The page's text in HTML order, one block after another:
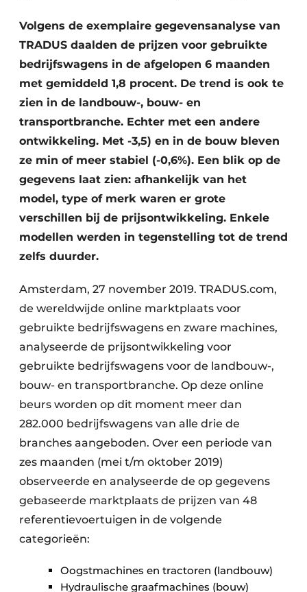
Volgens de exemplaire gegevensanalyse van
TRADUS daalden de prijzen voor gebruikte
bedrijfswagens in de afgelopen 6 maanden
met gemiddeld 1,8 procent. De trend is ook te
zien in de landbouw-, bouw- en
transportbranche. Echter met een andere
ontwikkeling. Met -3,5) en in de bouw bleven
ze min of meer stabiel (-0,6%). Een blik op de
gegevens laat zien: afhankelijk van het
model, type of merk waren er grote
verschillen bij de prijsontwikkeling. Enkele
modellen werden in tegenstelling tot de trend
zelfs duurder.
Amsterdam, 27 november 2019. TRADUS.com,
de wereldwijde online marktplaats voor
gebruikte bedrijfswagens en zware machines,
analyseerde de prijsontwikkeling voor
gebruikte bedrijfswagens voor de landbouw-,
bouw- en transportbranche. Op deze online
beurs worden op dit moment meer dan
282.000 bedrijfswagens van alle drie de
branches aangeboden. Over een periode van
zes maanden (mei t/m oktober 2019)
observeerde en analyseerde de op gegevens
gebaseerde marktplaats de prijzen van 48
referentievoertuigen in de volgende
categorieën:
Oogstmachines en tractoren (landbouw)
Hydraulische graafmachines (bouw)